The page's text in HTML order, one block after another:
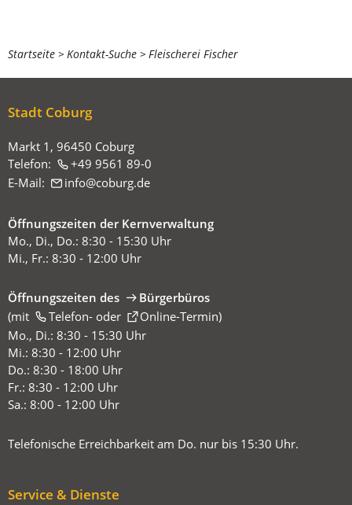
Sie
befinden
sich
Startseite Kontakt-Suche Fleischerei Fischer
Stadt Coburg
Markt 1, 96450 Coburg
Telefon:
+49 9561 89-0
E-Mail:
info coburg de
Öffnungszeiten der Kernverwaltung
Mo., Di., Do.: 8:30 - 15:30 Uhr
Mi., Fr.: 8:30 - 12:00 Uhr
Öffnungszeiten des
Bürgerbüros
(mit
Telefon-oder Online-Termin
(Öffnet
in
einem
neuen
Tab)
)
Mo., Di.: 8:30 - 15:30 Uhr
Mi.: 8:30 - 12:00 Uhr
Do.: 8:30 - 18:00 Uhr
Fr.: 8:30 - 12:00 Uhr
Sa.: 8:00 - 12:00 Uhr
Telefonische Erreichbarkeit am Do. nur bis 15:30 Uhr.
Service & Dienste